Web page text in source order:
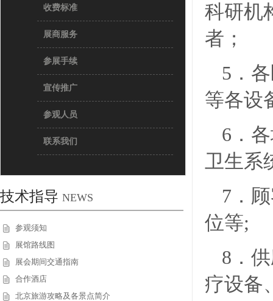
收费标准
展商服务
参展手续
宣传推广
参观人员
联系我们
技术指导 NEWS
参观须知
展馆路线图
展会期间交通指南
合作酒店
北京旅游攻略及各景点简介
科研机
者；
5．
等各设
6．
卫生系
7．
位等;
8．
疗设备